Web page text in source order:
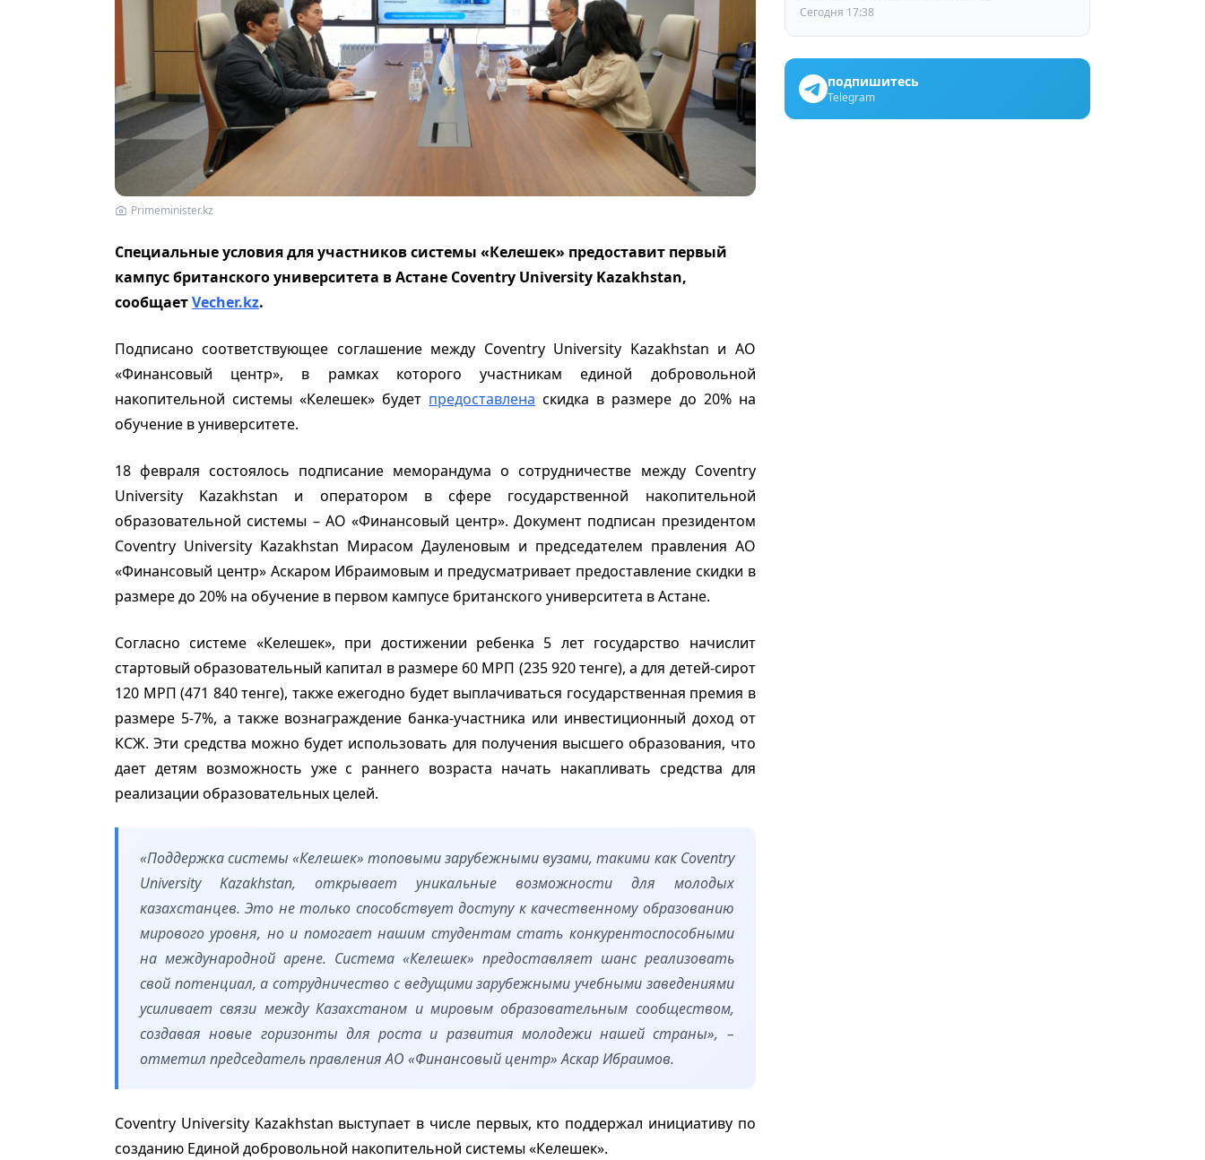
Primeminister.kz
Специальные условия для участников системы «Келешек» предоставит первый
кампус британского университета в Астане Coventry University Kazakhstan,
сообщаетVecher.kz.
Подписано соответствующее соглашение между Coventry University Kazakhstan и АО
«Финансовый центр», в рамках которого участникам единой добровольной
накопительной системы «Келешек» будет предоставлена скидка в размере до 20% на
обучение в университете.
18 февраля состоялось подписание меморандума о сотрудничестве между Coventry
University Kazakhstan и оператором в сфере государственной накопительной
образовательной системы – АО «Финансовый центр». Документ подписан президентом
Coventry University Kazakhstan Мирасом Дауленовым и председателем правления АО
«Финансовый центр» Аскаром Ибраимовым и предусматривает предоставление скидки в
размере до 20% на обучение в первом кампусе британского университета в Астане.
Согласно системе «Келешек», при достижении ребенка 5 лет государство начислит
стартовый образовательный капитал в размере 60 МРП (235 920 тенге), а для детей-сирот
120 МРП (471 840 тенге), также ежегодно будет выплачиваться государственная премия в
размере 5-7%, а также вознаграждение банка-участника или инвестиционный доход от
КСЖ. Эти средства можно будет использовать для получения высшего образования, что
дает детям возможность уже с раннего возраста начать накапливать средства для
реализации образовательных целей.
«Поддержка системы «Келешек» топовыми зарубежными вузами, такими как Coventry
University Kazakhstan, открывает уникальные возможности для молодых
казахстанцев. Это не только способствует доступу к качественному образованию
мирового уровня, но и помогает нашим студентам стать конкурентоспособными
на международной арене. Система «Келешек» предоставляет шанс реализовать
свой потенциал, а сотрудничество с ведущими зарубежными учебными заведениями
усиливает связи между Казахстаном и мировым образовательным сообществом,
создавая новые горизонты для роста и развития молодежи нашей страны», –
отметил председатель правления АО «Финансовый центр» Аскар Ибраимов.
Coventry University Kazakhstan выступает в числе первых, кто поддержал инициативу по
созданию Единой добровольной накопительной системы «Келешек».
Сегодня 17:38
подпишитесь
Telegram